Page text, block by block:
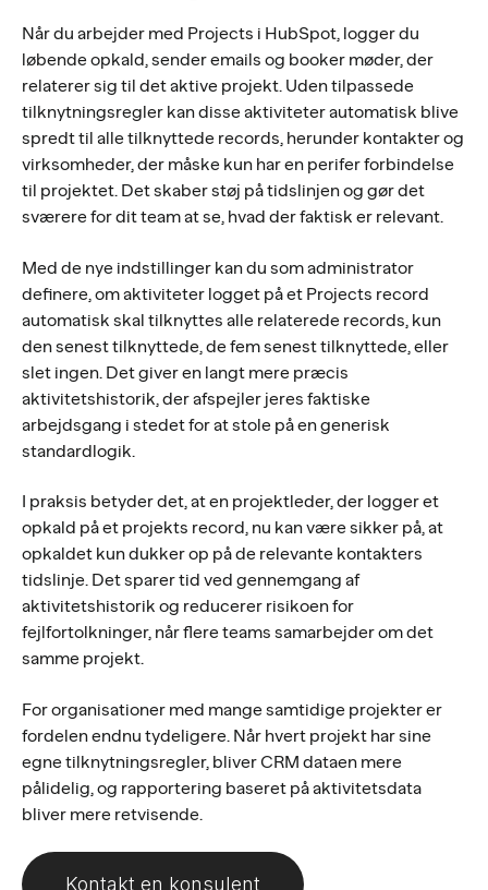
Når du arbejder med Projects i HubSpot, logger du
løbende opkald, sender emails og booker møder, der
relaterer sig til det aktive projekt. Uden tilpassede
tilknytningsregler kan disse aktiviteter automatisk blive
spredt til alle tilknyttede records, herunder kontakter og
virksomheder, der måske kun har en perifer forbindelse
til projektet. Det skaber støj på tidslinjen og gør det
sværere for dit team at se, hvad der faktisk er relevant.
Med de nye indstillinger kan du som administrator
definere, om aktiviteter logget på et Projects record
automatisk skal tilknyttes alle relaterede records, kun
den senest tilknyttede, de fem senest tilknyttede, eller
slet ingen. Det giver en langt mere præcis
aktivitetshistorik, der afspejler jeres faktiske
arbejdsgang i stedet for at stole på en generisk
standardlogik.
I praksis betyder det, at en projektleder, der logger et
opkald på et projekts record, nu kan være sikker på, at
opkaldet kun dukker op på de relevante kontakters
tidslinje. Det sparer tid ved gennemgang af
aktivitetshistorik og reducerer risikoen for
fejlfortolkninger, når flere teams samarbejder om det
samme projekt.
For organisationer med mange samtidige projekter er
fordelen endnu tydeligere. Når hvert projekt har sine
egne tilknytningsregler, bliver CRM dataen mere
pålidelig, og rapportering baseret på aktivitetsdata
bliver mere retvisende.
Kontakt en konsulent